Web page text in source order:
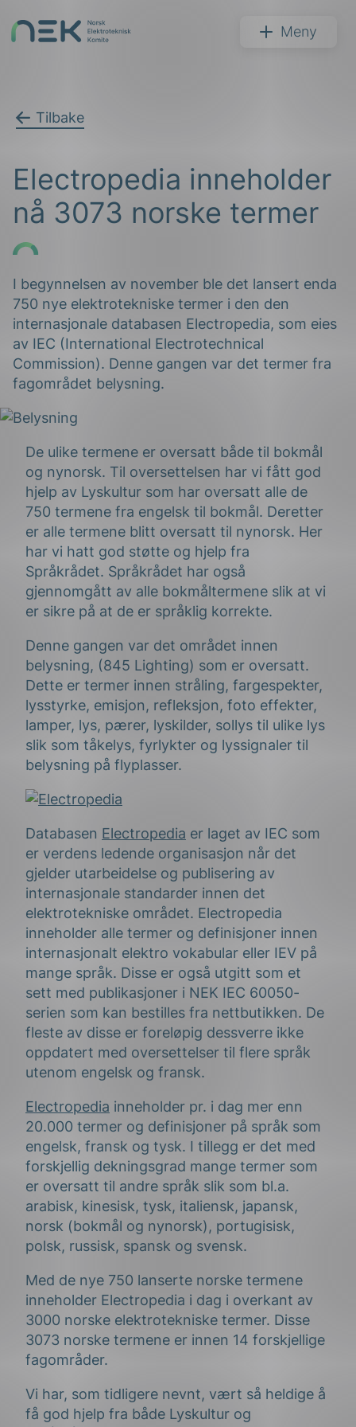
NEK Meny
Tilbake
Electropedia inneholder
nå 3073 norske termer
I begynnelsen av november ble det lansert enda
750 nye elektrotekniske termer i den den
internasjonale databasen Electropedia, som eies
av IEC (International Electrotechnical
Commission). Denne gangen var det termer fra
fagområdet belysning.
De ulike termene er oversatt både til bokmål
og nynorsk. Til oversettelsen har vi fått god
hjelp av Lyskultur som har oversatt alle de
750 termene fra engelsk til bokmål. Deretter
er alle termene blitt oversatt til nynorsk. Her
har vi hatt god støtte og hjelp fra
Språkrådet. Språkrådet har også
gjennomgått av alle bokmåltermene slik at vi
er sikre på at de er språklig korrekte.
Denne gangen var det området innen
belysning, (845 Lighting) som er oversatt.
Dette er termer innen stråling, fargespekter,
lysstyrke, emisjon, refleksjon, foto effekter,
lamper, lys, pærer, lyskilder, sollys til ulike lys
slik som tåkelys, fyrlykter og lyssignaler til
belysning på flyplasser.
Databasen Electropedia er laget av IEC som
er verdens ledende organisasjon når det
gjelder utarbeidelse og publisering av
internasjonale standarder innen det
elektrotekniske området. Electropedia
inneholder alle termer og definisjoner innen
internasjonalt elektro vokabular eller IEV på
mange språk. Disse er også utgitt som et
sett med publikasjoner i NEK IEC 60050-
serien som kan bestilles fra nettbutikken. De
fleste av disse er foreløpig dessverre ikke
oppdatert med oversettelser til flere språk
utenom engelsk og fransk.
Electropedia inneholder pr. i dag mer enn
20.000 termer og definisjoner på språk som
engelsk, fransk og tysk. I tillegg er det med
forskjellig dekningsgrad mange termer som
er oversatt til andre språk slik som bl.a.
arabisk, kinesisk, tysk, italiensk, japansk,
norsk (bokmål og nynorsk), portugisisk,
polsk, russisk, spansk og svensk.
Med de nye 750 lanserte norske termene
inneholder Electropedia i dag i overkant av
3000 norske elektrotekniske termer. Disse
3073 norske termene er innen 14 forskjellige
fagområder.
Vi har, som tidligere nevnt, vært så heldige å
få god hjelp fra både Lyskultur og